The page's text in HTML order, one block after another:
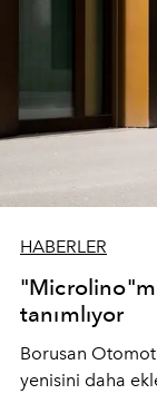
HABERLER
tanımlıyor
Borusan
yenisini daha